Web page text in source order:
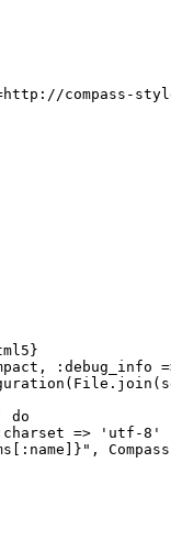
http: / /compass-
}
, :debug_info
do
=>
'utf-8'
:name ]} " ,